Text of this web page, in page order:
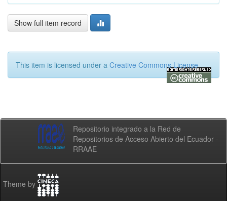
Show full item record
This item is licensed under a Creative Commons License
Repositorio integrado a la Red de
Repositorios de Acceso Abierto del Ecuador -
RRAAE
Theme by